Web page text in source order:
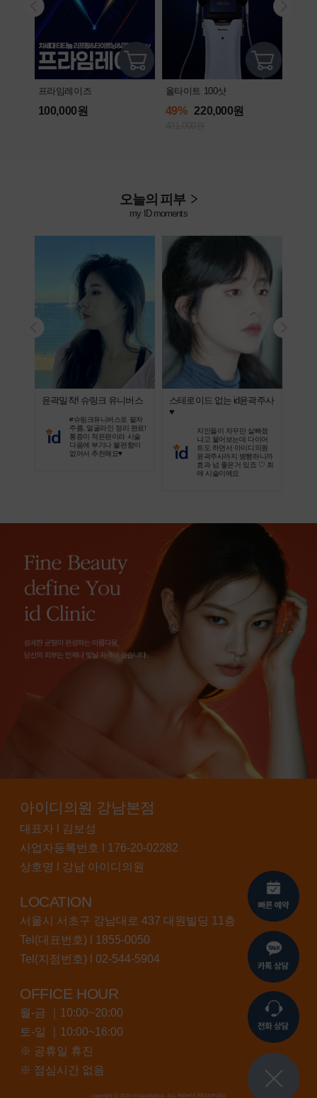
프라임레이즈
100,000원
올타이트 100샷
49% 220,000원
오늘의 피부
my ID moments
윤곽밀착! 슈링크 유니버스
#슈링크유니버스로 팔자
주름, 얼굴라인 정리 완료!
통증이 적은편이라 시술
다음에 부기나 불편함이
없어서 추천해요♥
스테로이드 없는 id윤곽주사
♥
지인들이 자꾸만 살빠졌
냐고 물어보는데 다이어
트도 하면서 아이디의원
윤곽주사까지 병행하니까
효과 넘 좋은거 있죠 ♡ 최
애 시술이에요
아이디의원 강남본점
대표자 l 김보성
사업자등록번호 l 176-20-02282
상호명 l 강남 아이디의원
LOCATION
서울시 서초구 강남대로 437 대원빌딩 11층
Tel(대표번호) l 1855-0050
Tel(지점번호) l 02-544-5904
OFFICE HOUR
월-금 ｜10:00~20:00
토-일 ｜10:00~16:00
※ 공휴일 휴진
※ 점심시간 없음
copyright ⓒ 2020 id beautyplus. ALL RIGHTS RESERVED